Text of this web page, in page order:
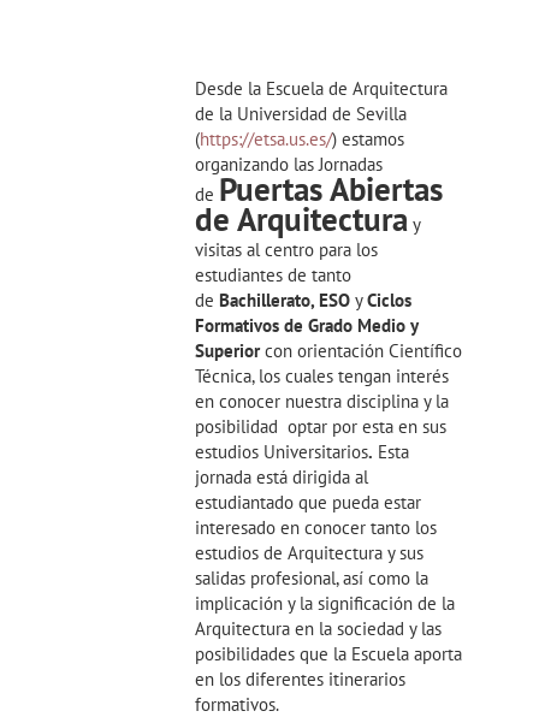
Desde la Escuela de Arquitectura
de la Universidad de Sevilla
(https://etsa.us.es/) estamos
organizando las Jornadas
de Puertas Abiertas
de Arquitectura y
visitas al centro para los
estudiantes de tanto
de Bachillerato, ESO y Ciclos
Formativos de Grado Medio y
Superior con orientación Científico
Técnica, los cuales tengan interés
en conocer nuestra disciplina y la
posibilidad optar por esta en sus
estudios Universitarios. Esta
jornada está dirigida al
estudiantado que pueda estar
interesado en conocer tanto los
estudios de Arquitectura y sus
salidas profesional, así como la
implicación y la significación de la
Arquitectura en la sociedad y las
posibilidades que la Escuela aporta
en los diferentes itinerarios
formativos.